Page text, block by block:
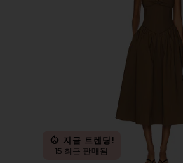
지금 트렌딩!
15 최근 판매됨